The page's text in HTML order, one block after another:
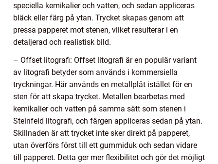
speciella kemikalier och vatten, och sedan appliceras
bläck eller färg på ytan. Trycket skapas genom att
pressa papperet mot stenen, vilket resulterar i en
detaljerad och realistisk bild.
– Offset litografi: Offset litografi är en populär variant
av litografi betyder som används i kommersiella
tryckningar. Här används en metallplåt istället för en
sten för att skapa trycket. Metallen bearbetas med
kemikalier och vatten på samma sätt som stenen i
Steinfeld litografi, och färgen appliceras sedan på ytan.
Skillnaden är att trycket inte sker direkt på papperet,
utan överförs först till ett gummiduk och sedan vidare
till papperet. Detta ger mer flexibilitet och gör det möjligt